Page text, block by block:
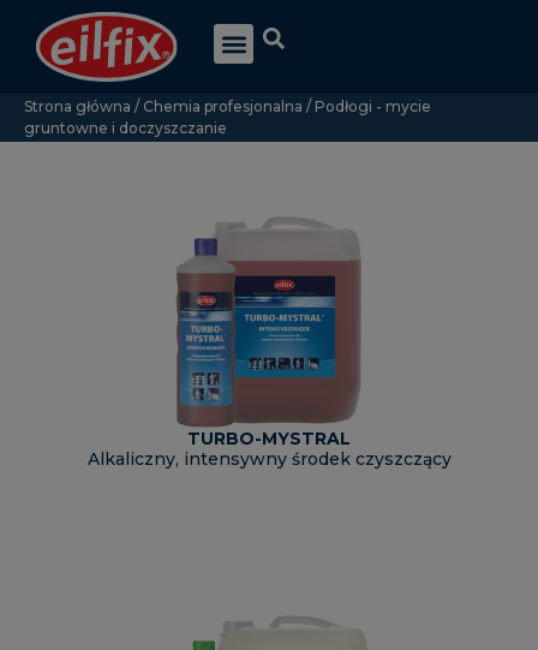
Strona główna / Chemia profesjonalna / Podłogi - mycie
gruntowne i doczyszczanie
TURBO-MYSTRAL
Alkaliczny, intensywny środek czyszczący